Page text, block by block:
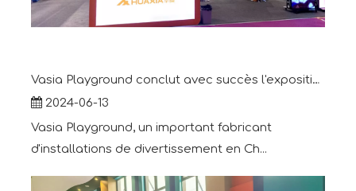
Vasia Playground conclut avec succès l'exposition AAA
2024-06-13
Vasia Playground, un important fabricant
d'installations de divertissement en Ch...